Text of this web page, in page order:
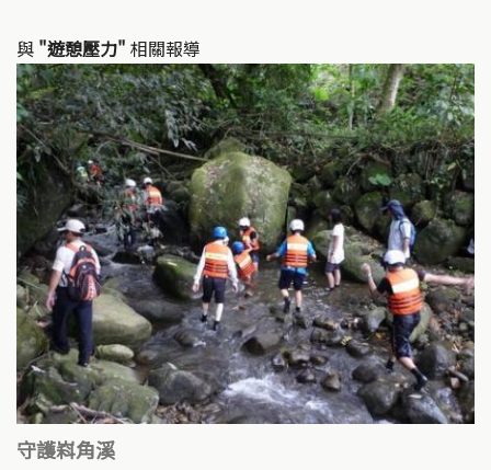
與 "遊憩壓力" 相關報導
守護嵙角溪